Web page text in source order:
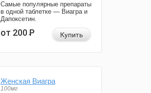
Самые популярные препараты
в одной таблетке — Виагра и
Дапоксетин.
от 200Р Купить
Женская Виагра
100мг